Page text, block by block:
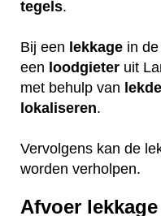
tegels.
Bij een lekkage in de
een loodgieter uit
met behulp van
lokaliseren.
Vervolgens kan de
worden verholpen.
Afvoer lekkage